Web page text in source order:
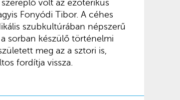
volt az ezoterikus
Fonyódi Tibor. A céhes
szubkultúrában népszerű
sorban készülő történelmi
meg az a sztori is,
fordítja vissza.